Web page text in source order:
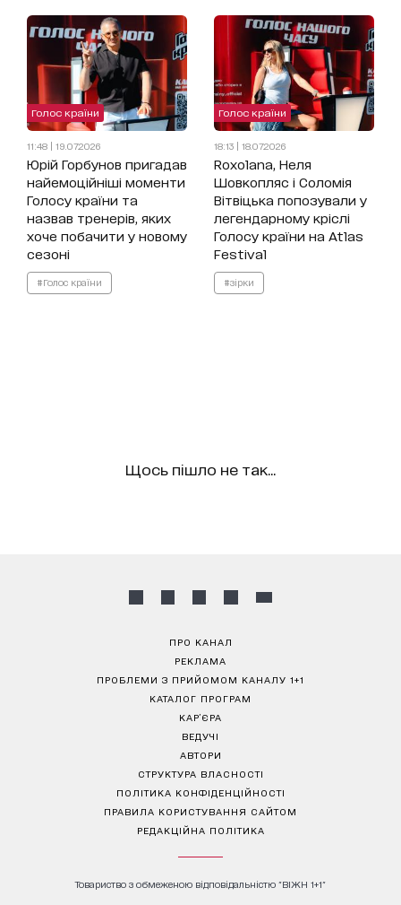
Голос країни
11:48 | 19.07.2026
Юрій Горбунов пригадав
найемоційніші моменти
Голосу країни та
назвав тренерів, яких
хоче побачити у новому
сезоні
#Голос країни
Голос країни
18:13 | 18.07.2026
Roxolana, Неля
Шовкопляс і Соломія
Вітвіцька попозували у
легендарному кріслі
Голосу країни на Atlas
Festival
#зірки
Щось пішло не так...
ПРО КАНАЛ
РЕКЛАМА
ПРОБЛЕМИ З ПРИЙОМОМ КАНАЛУ 1+1
КАТАЛОГ ПРОГРАМ
КАР’ЄРА
ВЕДУЧІ
АВТОРИ
СТРУКТУРА ВЛАСНОСТІ
ПОЛІТИКА КОНФІДЕНЦІЙНОСТІ
ПРАВИЛА КОРИСТУВАННЯ САЙТОМ
РЕДАКЦІЙНА ПОЛІТИКА
Товариство з обмеженою відповідальністю "ВІЖН 1+1"